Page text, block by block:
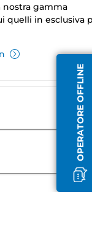
OPERATORE OFFLINE
gamma
quelli in esclusiva